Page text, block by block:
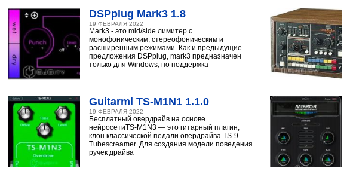
DSPplug Mark3 1.8
19 ФЕВРАЛЯ 2022
Mark3 - это mid/side лимитер с
монофоническим, стереофоническим и
расширенным режимами. Как и предыдущие
предложения DSPplug, mark3 предназначен
только для Windows, но поддержка
Guitarml TS-M1N1 1.1.0
19 ФЕВРАЛЯ 2022
Бесплатный овердрайв на основе
нейросетиTS-M1N3 — это гитарный плагин,
клон классической педали овердрайва TS-9
Tubescreamer. Для создания модели поведения
ручек драйва